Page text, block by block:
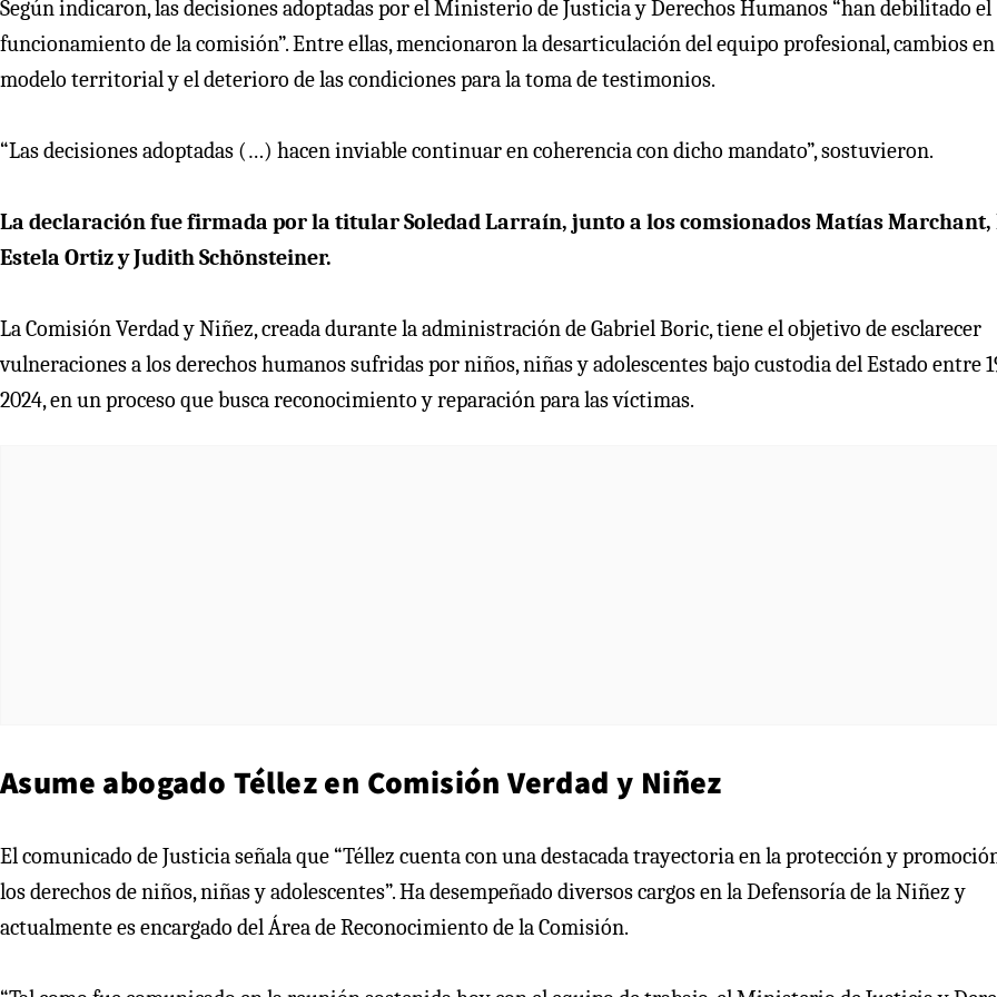
Según indicaron, las decisiones adoptadas por el Ministerio de Justicia y Derechos Humanos “han debilitado el
funcionamiento de la comisión”. Entre ellas, mencionaron la desarticulación del equipo profesional, cambios
modelo territorial y el deterioro de las condiciones para la toma de testimonios.
“Las decisiones adoptadas (…) hacen inviable continuar en coherencia con dicho mandato”, sostuvieron.
La declaración fue firmada por la titular Soledad Larraín, junto a los comsionados Matías Marchant,
Estela Ortiz y Judith Schönsteiner.
La Comisión Verdad y Niñez, creada durante la administración de Gabriel Boric, tiene el objetivo de esclarecer
vulneraciones a los derechos humanos sufridas por niños, niñas y adolescentes bajo custodia del Estado entre
2024, en un proceso que busca reconocimiento y reparación para las víctimas.
Asume abogado Téllez en Comisión Verdad y Niñez
El comunicado de Justicia señala que “Téllez cuenta con una destacada trayectoria en la protección y
los derechos de niños, niñas y adolescentes”. Ha desempeñado diversos cargos en la Defensoría de la Niñez y
actualmente es encargado del Área de Reconocimiento de la Comisión.